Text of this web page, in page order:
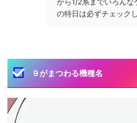
から1/2系までいろん
の特日は必ずチェック
９がまつわる機種名